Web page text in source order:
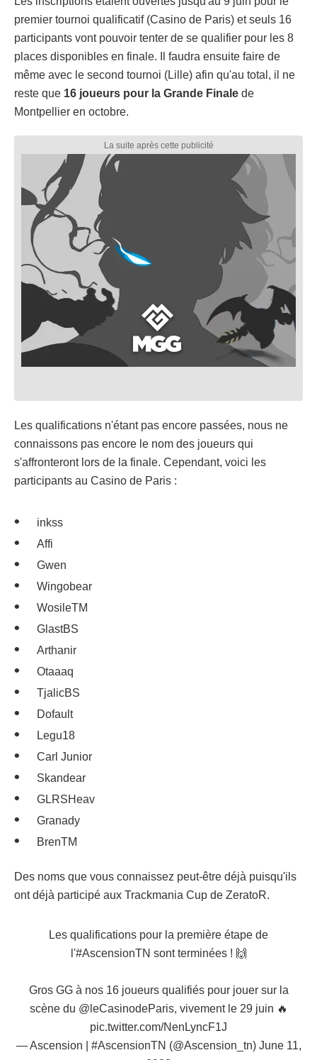
premier tournoi qualificatif (Casino de Paris) et seuls 16
participants vont pouvoir tenter de se qualifier pour les 8
places disponibles en finale. Il faudra ensuite faire de
même avec le second tournoi (Lille) afin qu'au total, il ne
reste que 16 joueurs pour la Grande Finale de
Montpellier en octobre.
Les qualifications n'étant pas encore passées, nous ne
connaissons pas encore le nom des joueurs qui
s'affronteront lors de la finale. Cependant, voici les
participants au Casino de Paris :
inkss
Affi
Gwen
Wingobear
WosileTM
GlastBS
Arthanir
Otaaaq
TjalicBS
Dofault
Legu18
Carl Junior
Skandear
GLRSHeav
Granady
BrenTM
Des noms que vous connaissez peut-être déjà puisqu'ils
ont déjà participé aux Trackmania Cup de ZeratoR.
Les qualifications pour la première étape de
l'#AscensionTN sont terminées ! 🙌
Gros GG à nos 16 joueurs qualifiés pour jouer sur la
scène du @leCasinodeParis, vivement le 29 juin 🔥
pic.twitter.com/NenLyncF1J
— Ascension | #AscensionTN (@Ascension_tn) June 11,